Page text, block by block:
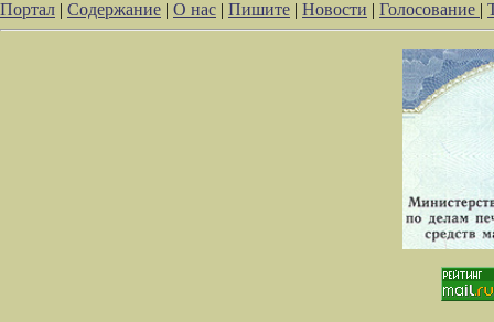
Портал | Содержание | О нас | Пишите | Новости | Голосование |